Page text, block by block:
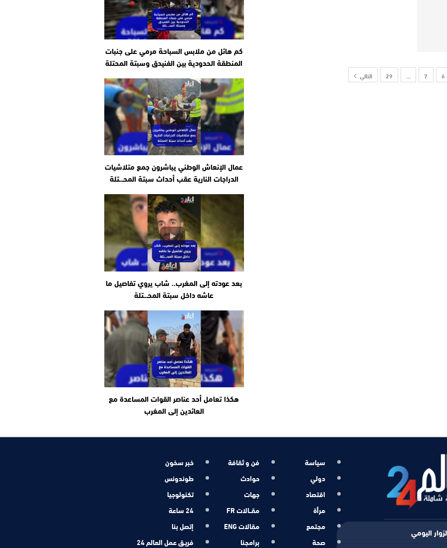
6
7
…
29 التالي
كم هائل من ملابس السباحة مرمي على جنبات
المنطقة الحدودية بين الفنيدق وسبتة المحتلة
عمال الإنعاش الوطني يباشرون جمع متلاشيات
الدراجات النارية عقب أحداث سبتة المحـ.ـتلة
بعد عودته إلى المغرب.. شاب يروي تفاصيل ما
عاشه داخل سبتة المحـ.ـتلة
هكذا تعامل أحد عناصر القوات المساعدة مع
العائدين إلى المغرب
اليومي
سياسة
دولي
اقتصاد
مرأة
مجتمع
صحة
فن و ثقافة
حوادث
جهات
مقــالات FR
مقالات ENG
برامجنا
خبر سخون
طوندونس
تكنولوجيا
24 ساعة
إتصل بنا
فريـق عمل العالم 24